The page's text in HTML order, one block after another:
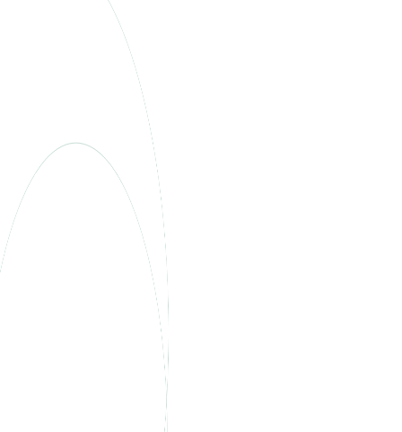
Offres par Convention
Collective Nationale